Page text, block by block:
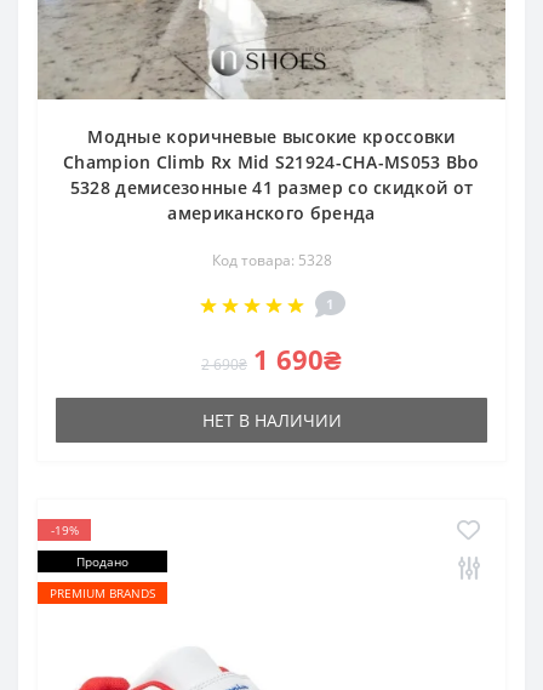
Модные коричневые высокие кроссовки
Champion Climb Rx Mid S21924-CHA-MS053 Bbo
5328 демисезонные 41 размер со скидкой от
американского бренда
Код товара: 5328
1
2 690₴ 1 690₴
НЕТ В НАЛИЧИИ
-19%
Продано
PREMIUM BRANDS